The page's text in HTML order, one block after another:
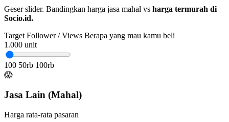
Geser slider. Bandingkan harga jasa mahal vs harga termurah di
Socio.id.
Target Follower / Views Berapa yang mau kamu beli
1.000 unit
100 50rb 100rb
😱
Jasa Lain (Mahal)
Harga rata-rata pasaran